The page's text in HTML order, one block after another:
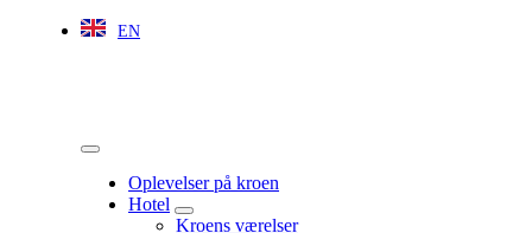
EN
Menu
Oplevelser på kroen
Hotel
expand
Kroens værelser